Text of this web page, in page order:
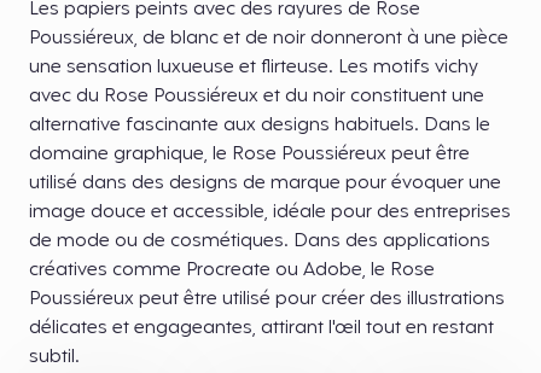
Les papiers peints avec des rayures de Rose
Poussiéreux, de blanc et de noir donneront à une pièce
une sensation luxueuse et flirteuse. Les motifs vichy
avec du Rose Poussiéreux et du noir constituent une
alternative fascinante aux designs habituels. Dans le
domaine graphique, le Rose Poussiéreux peut être
utilisé dans des designs de marque pour évoquer une
image douce et accessible, idéale pour des entreprises
de mode ou de cosmétiques. Dans des applications
créatives comme Procreate ou Adobe, le Rose
Poussiéreux peut être utilisé pour créer des illustrations
délicates et engageantes, attirant l'œil tout en restant
subtil.